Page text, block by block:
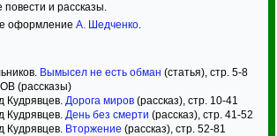
повести и рассказы.
оформление А. Шедченко.
Вымысел не есть обман (статья), стр. 5-8
(рассказы)
Кудрявцев. Дорога миров (рассказ), стр. 10-41
Кудрявцев. День без смерти (рассказ), стр. 41-52
Кудрявцев. Вторжение (рассказ), стр. 52-81